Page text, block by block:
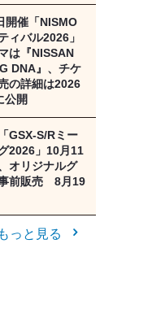
開催「NISMO
ィバル2026」
は『NISSAN
DNA』、チケ
の詳細は2026
公開
GSX-S/Rミー
2026」10月11
オリジナルグ
前販売 8月19
っと見る